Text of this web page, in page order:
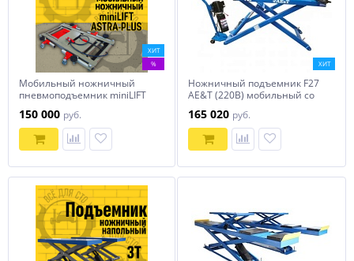
ХИТ
%
Мобильный ножничный
пневмоподъемник miniLIFT
150 000 руб.
ХИТ
Ножничный подъемник F27
AE&T (220В) мобильный со
165 020 руб.